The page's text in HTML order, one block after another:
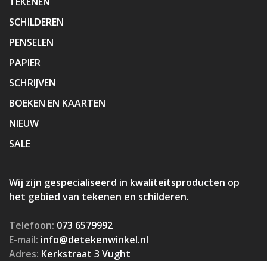
SCHILDEREN
PENSELEN
PAPIER
SCHRIJVEN
BOEKEN EN KAARTEN
NIEUW
SALE
Wij zijn gespecialiseerd in kwaliteitsproducten op
het gebied van tekenen en schilderen.
Telefoon: 073 6579992
E-mail: info@detekenwinkel.nl
Adres: Kerkstraat 3 Vught